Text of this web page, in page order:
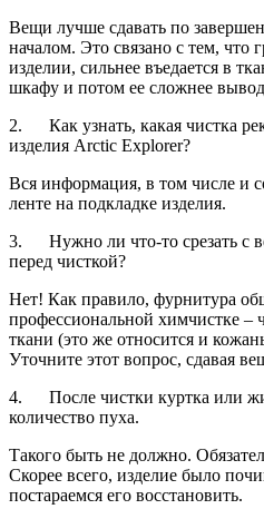
Вещи лучше сдавать по
началом. Это связано с тем, что
изделии, сильнее въедается в
шкафу и потом ее сложнее
2. Как узнать, какая чистка
изделия Arctic Explorer?
Вся информация, в том числе и
ленте на подкладке изделия.
3. Нужно ли что-то срезать с
перед чисткой?
Нет! Как правило, фурнитура
профессиональной химчистке –
ткани (это же относится и
Уточните этот вопрос, сдавая
4. После чистки куртка или
количество пуха.
Такого быть не должно.
Скорее всего, изделие было
постараемся его восстановить.